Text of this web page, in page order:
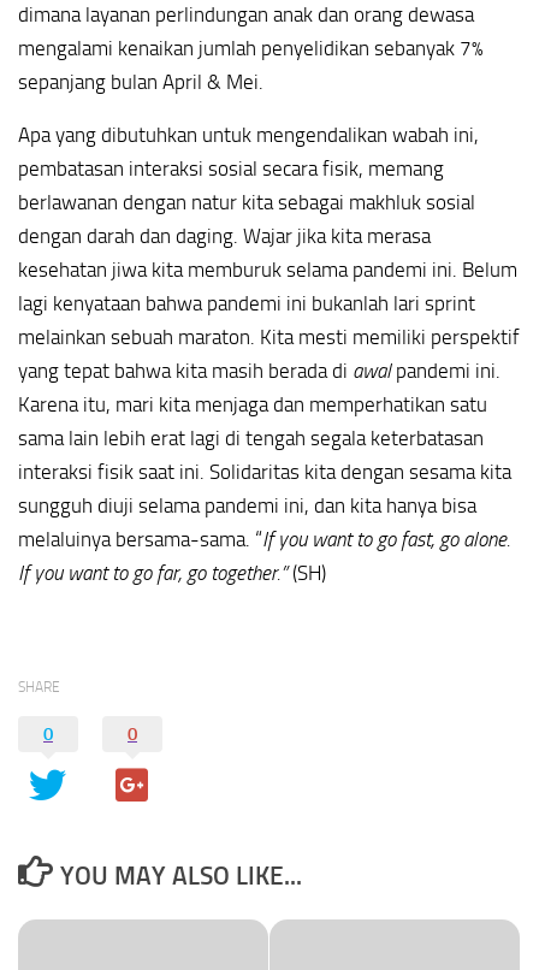
dimana layanan perlindungan anak dan orang dewasa
mengalami kenaikan jumlah penyelidikan sebanyak 7%
sepanjang bulan April & Mei.
Apa yang dibutuhkan untuk mengendalikan wabah ini,
pembatasan interaksi sosial secara fisik, memang
berlawanan dengan natur kita sebagai makhluk sosial
dengan darah dan daging. Wajar jika kita merasa
kesehatan jiwa kita memburuk selama pandemi ini. Belum
lagi kenyataan bahwa pandemi ini bukanlah lari sprint
melainkan sebuah maraton. Kita mesti memiliki perspektif
yang tepat bahwa kita masih berada di awalpandemi ini.
Karena itu, mari kita menjaga dan memperhatikan satu
sama lain lebih erat lagi di tengah segala keterbatasan
interaksi fisik saat ini. Solidaritas kita dengan sesama kita
sungguh diuji selama pandemi ini, dan kita hanya bisa
melaluinya bersama-sama. “If you want to go fast, go alone.
If you want to go far, go together.”(SH)
SHARE
0 0
YOU MAY ALSO LIKE...